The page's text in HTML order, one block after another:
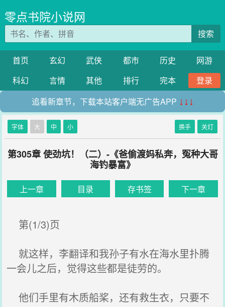
零点书院小说网
搜索
首页 玄幻 武侠 都市 历史
网游
科幻
言情 其他 排行 完本
登录
追看新章节，下载本站客户端无广告APP ↓↓↓
字体 大 中 小 换手 关灯
第305章 使劲坑！（二）-《爸偷渡妈私奔，冤种大哥
海钓暴富》
上一章 目录 存书签 下一章
第(1/3)页
就这样，李翻译和我孙子有水在海水里扑腾
一会儿之后，觉得这些都是徒劳的。
他们手里有木质船桨，还有救生衣，只要不